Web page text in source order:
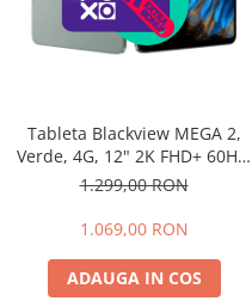
Tableta Blackview MEGA 2,
Verde, 4G, 12" 2K FHD+ 60Hz,
24GB RAM (6GB + 18GB
Android 15, Unisoc T615,
Stylus, Face Unlock, Dual SIM
1.299,00 RON
1.069,00 RON
ADAUGA IN COS